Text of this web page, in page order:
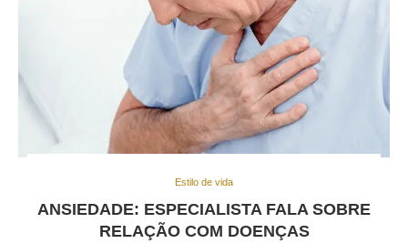
Estilo de vida
ANSIEDADE: ESPECIALISTA FALA SOBRE
RELAÇÃO COM DOENÇAS